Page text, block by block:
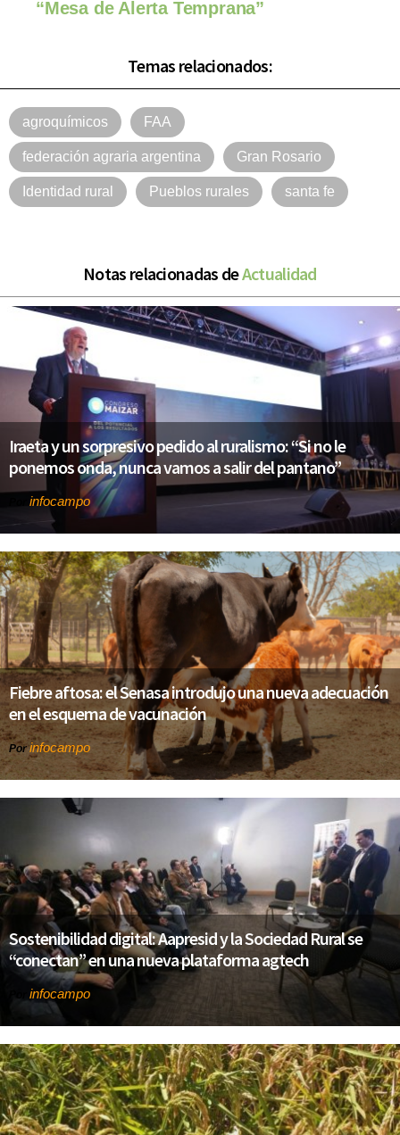
“Mesa de Alerta Temprana”
Temas relacionados:
agroquímicos FAA
federación agraria argentina Gran Rosario
Identidad rural Pueblos rurales santa fe
Notas relacionadas deActualidad
Iraeta y un sorpresivo pedido al ruralismo: “Si no le
ponemos onda, nunca vamos a salir del pantano”
infocampo
Fiebre aftosa: el Senasa introdujo una nueva adecuación
en el esquema de vacunación
Porinfocampo
Sostenibilidad digital: Aapresid y la Sociedad Rural se
“conectan” en una nueva plataforma agtech
infocampo